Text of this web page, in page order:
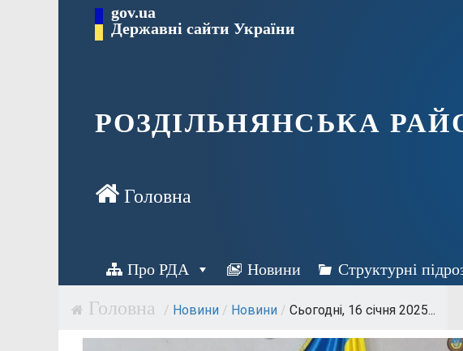
Перейти gov.ua
Державні сайти України
РОЗДІЛЬНЯНСЬКА
Про РДА Новини Структурні
/ Новини / Новини / Сьогодні, 16 січня 2025...